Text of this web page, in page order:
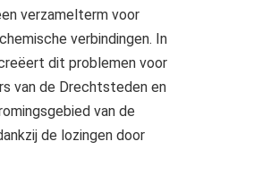
verzamelterm voor
verbindingen. In
dit problemen voor
van de Drechtsteden en
van de
de lozingen door